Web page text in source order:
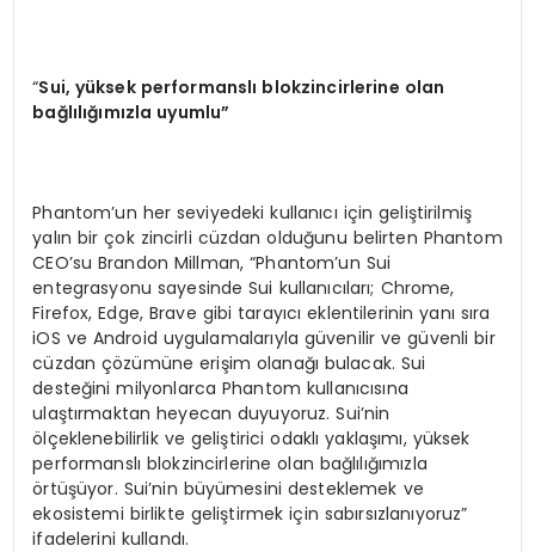
“Sui, yüksek performanslı blokzincirlerine olan
bağlılığımızla uyumlu”
Phantom’un her seviyedeki kullanıcı için geliştirilmiş
yalın bir çok zincirli cüzdan olduğunu belirten Phantom
CEO’su Brandon Millman, “Phantom’un Sui
entegrasyonu sayesinde Sui kullanıcıları; Chrome,
Firefox, Edge, Brave gibi tarayıcı eklentilerinin yanı sıra
iOS ve Android uygulamalarıyla güvenilir ve güvenli bir
cüzdan çözümüne erişim olanağı bulacak. Sui
desteğini milyonlarca Phantom kullanıcısına
ulaştırmaktan heyecan duyuyoruz. Sui’nin
ölçeklenebilirlik ve geliştirici odaklı yaklaşımı, yüksek
performanslı blokzincirlerine olan bağlılığımızla
örtüşüyor. Sui’nin büyümesini desteklemek ve
ekosistemi birlikte geliştirmek için sabırsızlanıyoruz”
ifadelerini kullandı.